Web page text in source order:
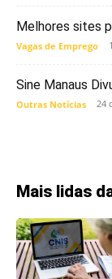
Melhores sites
Vagas de Emprego
Sine Manaus
Outras Notícias 24
Mais lidas